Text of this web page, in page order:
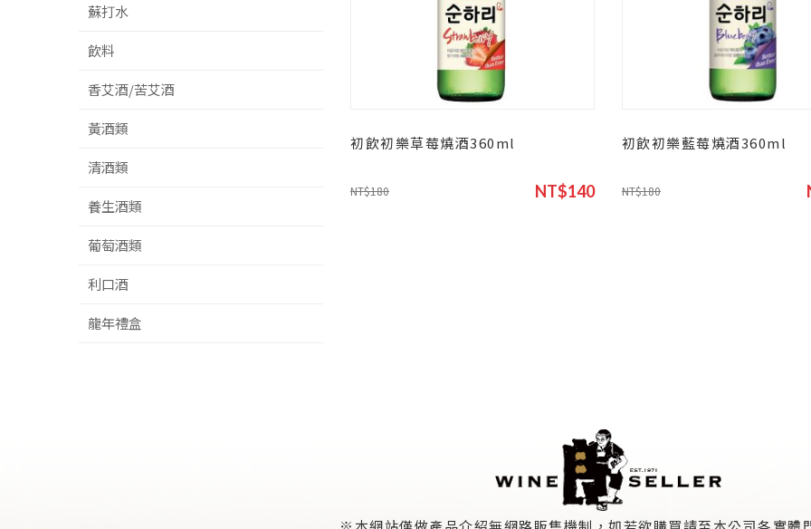
蘇打水
飲料
香艾酒/苦艾酒
黃酒類
清酒類
養生酒類
葡萄酒類
利口酒
龍年禮盒
初飲初樂草莓燒酒360ml
NT$180 NT$140
初飲初樂藍莓燒酒360ml
NT$180